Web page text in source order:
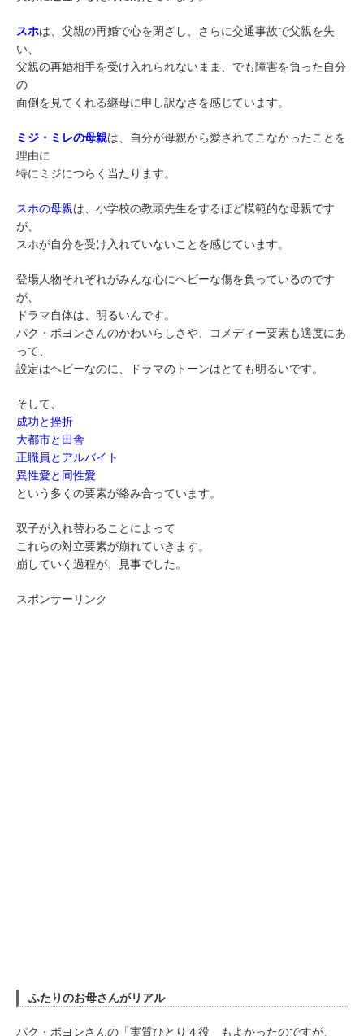
スホは、父親の再婚で心を閉ざし、さらに交通事故で父親を失
い、
父親の再婚相手を受け入れられないまま、でも障害を負った自分
の
面倒を見てくれる継母に申し訳なさを感じています。
ミジ・ミレの母親は、自分が母親から愛されてこなかったことを
理由に
特にミジにつらく当たります。
スホの母親は、小学校の教頭先生をするほど模範的な母親です
が、
スホが自分を受け入れていないことを感じています。
登場人物それぞれがみんな心にヘビーな傷を負っているのです
が、
ドラマ自体は、明るいんです。
パク・ボヨンさんのかわいらしさや、コメディー要素も適度にあ
って、
設定はヘビーなのに、ドラマのトーンはとても明るいです。
そして、
成功と挫折
大都市と田舎
正職員とアルバイト
異性愛と同性愛
という多くの要素が絡み合っています。
双子が入れ替わることによって
これらの対立要素が崩れていきます。
崩していく過程が、見事でした。
スポンサーリンク
ふたりのお母さんがリアル
パク・ボヨンさんの「実質ひとり４役」もよかったのですが、